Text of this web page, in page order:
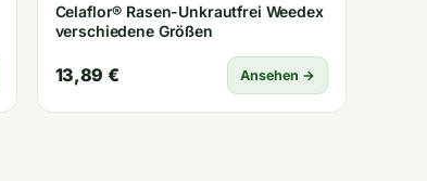
Celaflor® Rasen-Unkrautfrei Weedex
verschiedene Größen
13,89 € Ansehen →